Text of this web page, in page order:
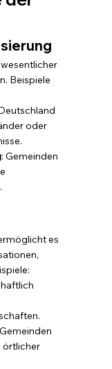
Beispiele
oder
: Gemeinden
es
örtlicher